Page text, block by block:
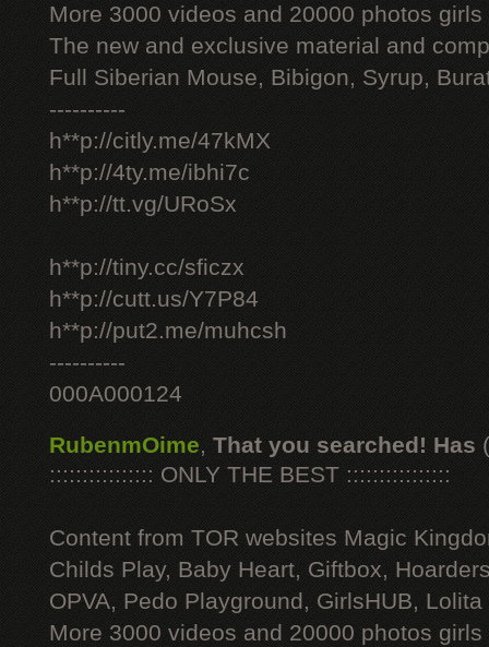
More 3000 videos and 20000 photos
The new and exclusive material and
Full Siberian Mouse, Bibigon, Syrup,
----------
h**p://citly.me/47kMX
h**p://4ty.me/ibhi7c
h**p://tt.vg/URoSx
h**p://tiny.cc/sficzx
h**p://cutt.us/Y7P84
h**p://put2.me/muhcsh
----------
000A000124
RubenmOime, That you searched! Has
:::::::::::::::: ONLY THE BEST ::::::::::::::::
Content from TOR websites Magic
Childs Play, Baby Heart, Giftbox,
OPVA, Pedo Playground, GirlsHUB, Lolita
More 3000 videos and 20000 photos